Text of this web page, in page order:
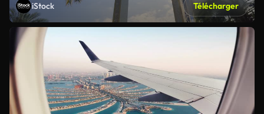
iStock Télécharger